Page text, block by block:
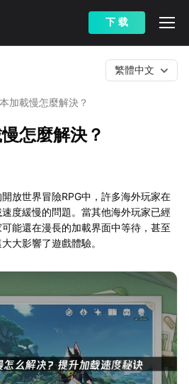
下 载
加載慢怎麼解決？
繁體中文
怎麼解決？
放世界冒險RPG中，許多海外玩家在
度緩慢的問題。當其他海外玩家已經
能還在漫長的加載界面中等待，甚至
大影響了遊戲體驗。